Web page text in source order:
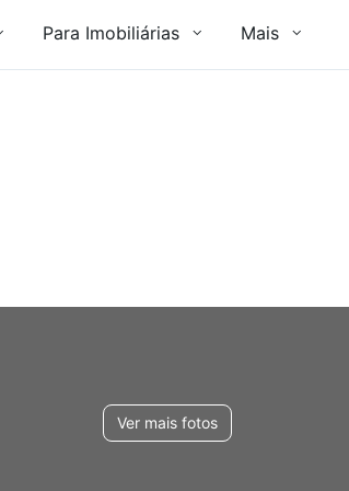
Para Imobiliárias Mais
Ver mais fotos